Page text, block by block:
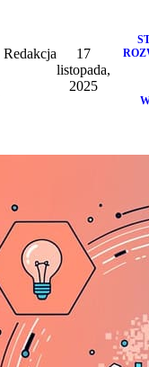
Redakcja
17
listopada,
2025